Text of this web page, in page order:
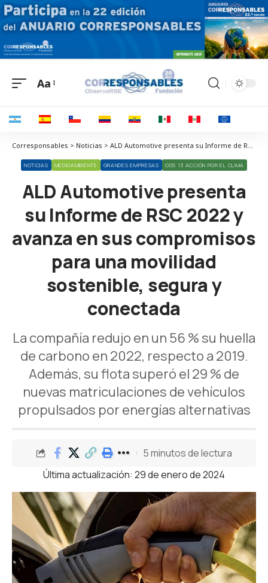
Aa
Corresponsables > Noticias > ALD Automotive presenta su Informe de RSC 2022 y avanza en sus compromisos para una movilidad sostenible, segura y conectada
NOTICIAS MEDIOAMBIENTE GRANDES EMPRESAS ODS 13 ACCIÓN POR EL CLIMA
ALD Automotive presenta
su Informe de RSC 2022 y
avanza en sus compromisos
para una movilidad
sostenible, segura y
conectada
La compañía redujo en un 56 % su huella
de carbono en 2022, respecto a 2019.
Además, su flota superó el 29 % de
nuevas matriculaciones de vehículos
propulsados por energías alternativas
Última actualización: 29 de enero de 2024
5 minutos de lectura